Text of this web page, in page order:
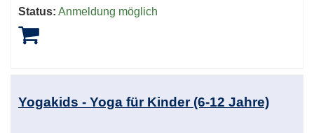
Status: Anmeldung möglich
Yogakids - Yoga für Kinder (6-12 Jahre)